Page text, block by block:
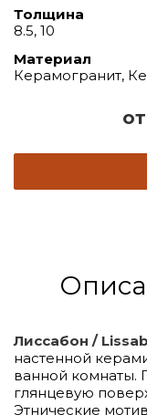
Толщина
8.5, 10
Материал
Керамогранит,
Лиссабон /
настенной
ванной комнаты.
глянцевую
Этнические